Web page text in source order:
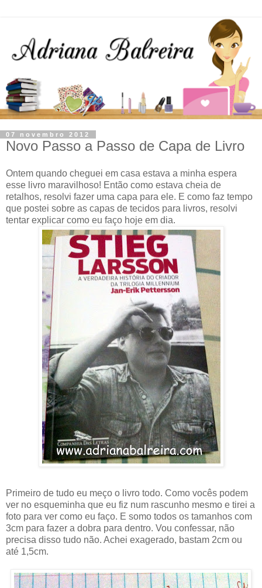
07 novembro 2012
Novo Passo a Passo de Capa de Livro
Ontem quando cheguei em casa estava a minha espera
esse livro maravilhoso! Então como estava cheia de
retalhos, resolvi fazer uma capa para ele. E como faz tempo
que postei sobre as capas de tecidos para livros, resolvi
tentar explicar como eu faço hoje em dia.
Primeiro de tudo eu meço o livro todo. Como vocês podem
ver no esqueminha que eu fiz num rascunho mesmo e tirei a
foto para ver como eu faço. E somo todos os tamanhos com
3cm para fazer a dobra para dentro. Vou confessar, não
precisa disso tudo não. Achei exagerado, bastam 2cm ou
até 1,5cm.